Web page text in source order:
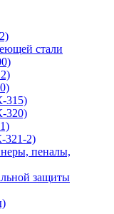
стали
2)
пеналы,
защиты